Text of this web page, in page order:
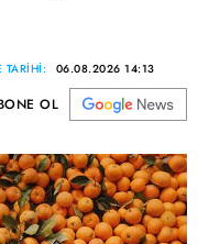
TARİHİ: 06.08.2026 14:13
OL